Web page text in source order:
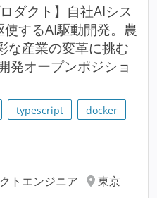
ダクト】自社AIシス
するAI駆動開発。農
な産業の変革に挑む
発オープンポジショ
typescript
docker
トエンジニア
東京